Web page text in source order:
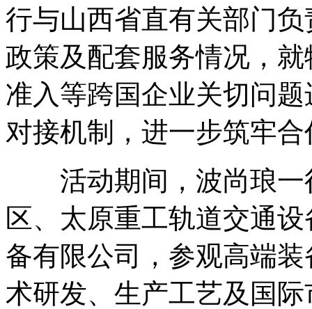
行与山西省直有关部门
政策及配套服务情况，
准入等跨国企业关切问
对接机制，进一步筑牢
活动期间，波尚琅一
区、太原重工轨道交通
备有限公司，参观高端
术研发、生产工艺及国